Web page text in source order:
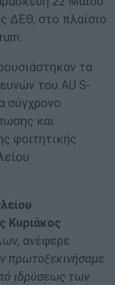
ΔΕΘ, στο πλαίσιο
τα
του AU S-
σύγχρονο
και
φοιτητικής
Κυριάκος
ανέφερε
πρωτοξεκινήσαμε
ιδρύσεως των